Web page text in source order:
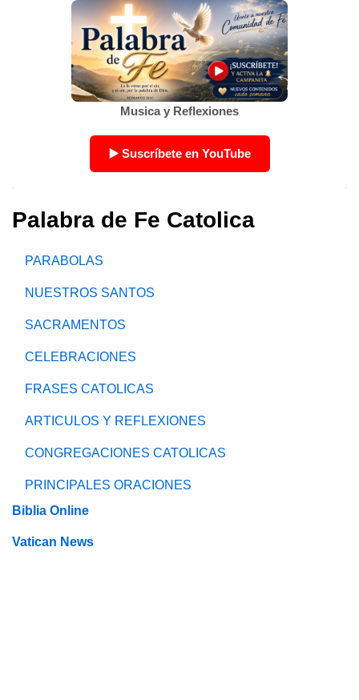
Palabra de Fe Catolica
PARABOLAS
NUESTROS SANTOS
SACRAMENTOS
CELEBRACIONES
FRASES CATOLICAS
ARTICULOS Y REFLEXIONES
CONGREGACIONES CATOLICAS
PRINCIPALES ORACIONES
Biblia Online
Vatican News